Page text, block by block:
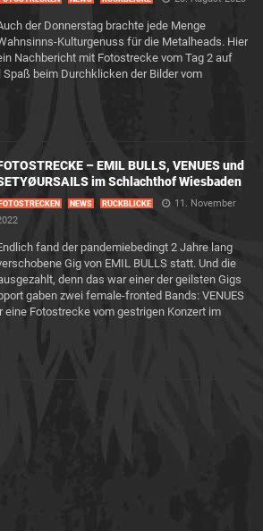
der Donnerstag brachte jede Menge
Kulturgenuss für die Metalheads. Hier
Nachbericht mit Fotostrecke vom Tag 2 auf
Spaß beim Durchklicken der Bilder vom
– EMIL BULLS, VENUES und
im Schlachthof Wiesbaden
FOTOSTRECKEN NEWS RÜCKBLICKE
11. November
fand der pandemiebedingt 2 Jahre lang
Gig von EMIL BULLS statt. Und die
denn das war einer der geilsten Gigs
gaben zwei female-fronted Bands: VENUES
eine Fotostrecke vom gestrigen Konzert im